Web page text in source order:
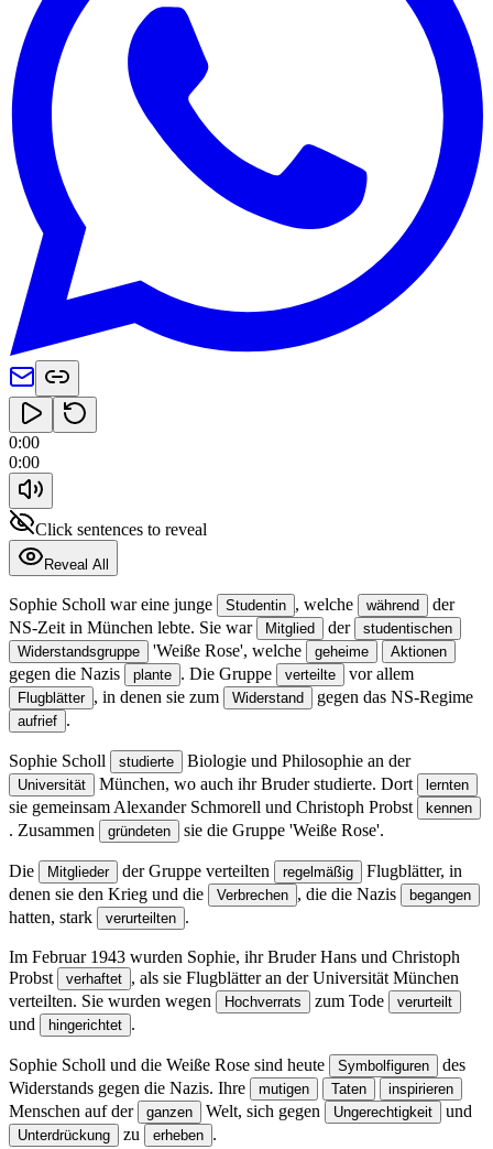
0:00
0:00
Click sentences to reveal
Reveal All
Sophie Scholl war eine junge Studentin , welche während
der
NS-Zeit in München lebte. Sie war Mitglied der
studentischen
Widerstandsgruppe
'Weiße Rose', welche geheime Aktionen
gegen die Nazis plante . Die Gruppe verteilte vor allem
Flugblätter , in denen sie zum Widerstand gegen das NS-Regime
aufrief .
Sophie Scholl studierte Biologie und Philosophie an der
Universität München, wo auch ihr Bruder studierte. Dort lernten
sie gemeinsam Alexander Schmorell und Christoph Probst kennen
. Zusammen gründeten sie die Gruppe 'Weiße Rose'.
Die Mitglieder der Gruppe verteilten regelmäßig
Flugblätter, in
denen sie den Krieg und die
Verbrechen , die die Nazis begangen
hatten, stark verurteilten .
Im Februar 1943 wurden Sophie, ihr Bruder Hans und Christoph
Probst
verhaftet , als sie Flugblätter an der Universität München
verteilten. Sie wurden wegen Hochverrats zum Tode verurteilt
und hingerichtet .
Sophie Scholl und die Weiße Rose sind heute Symbolfiguren
des
Widerstands gegen die Nazis. Ihre mutigen Taten inspirieren
Menschen auf der ganzen Welt, sich gegen Ungerechtigkeit und
Unterdrückung zu erheben .